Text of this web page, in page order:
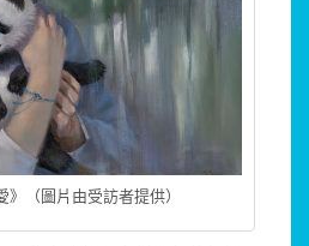
》（圖片由受訪者提供）